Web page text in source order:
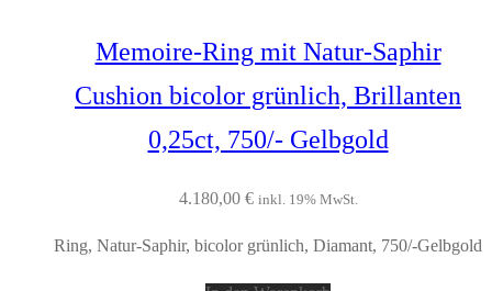
Memoire-Ring mit Natur-Saphir
Cushion bicolor grünlich, Brillanten
0,25ct, 750/- Gelbgold
4.180,00 € inkl. 19% MwSt.
Ring, Natur-Saphir, bicolor grünlich, Diamant, 750/-Gelbgold